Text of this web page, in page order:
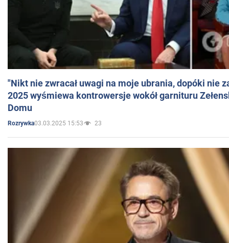
"Nikt nie zwracał uwagi na moje ubrania, dopóki nie
2025 wyśmiewa kontrowersje wokół garnituru
Domu
Rozrywka03.03.2025 15:53 23